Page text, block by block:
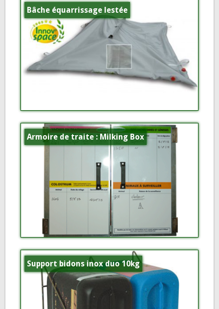
Bâche équarrissage lestée
Armoire de traite : Milking Box
Support bidons inox duo 10kg